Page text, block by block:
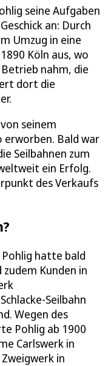
seine Aufgaben
an: Durch
Umzug in eine
Köln aus, wo
nahm, die
dort die
seinem
Bald war
Seilbahnen zum
ein Erfolg.
des Verkaufs
hatte bald
Kunden in
Seilbahn
Wegen des
Pohlig ab 1900
Carlswerk in
in